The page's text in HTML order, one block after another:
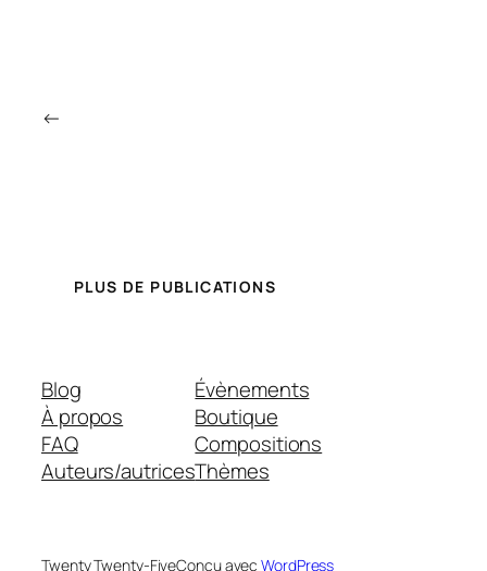
←
PLUS DE PUBLICATIONS
Blog
À propos
FAQ
Auteurs/autrices
Évènements
Boutique
Compositions
Thèmes
Twenty Twenty-FiveConçu avecWordPress